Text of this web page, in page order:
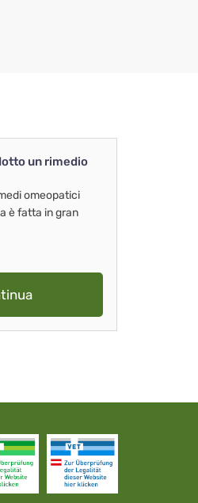
un rimedio
omeopatici
è fatta in gran